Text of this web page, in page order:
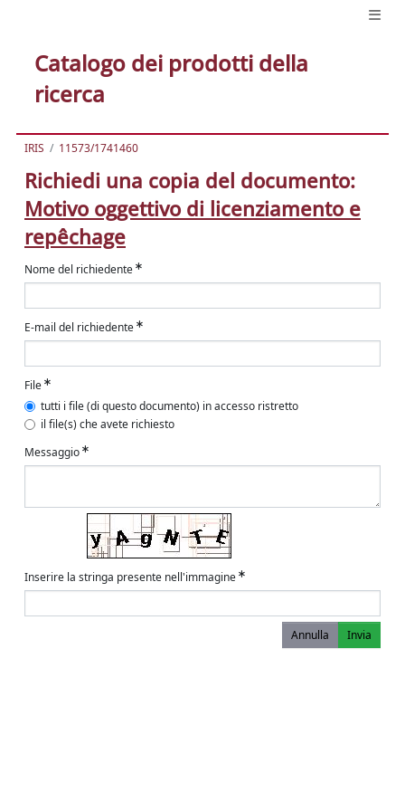
Catalogo dei prodotti della
ricerca
IRIS 11573/1741460
Richiedi una copia del documento:
Motivo oggettivo di licenziamento e
repêchage
Nome del richiedente
E-mail del richiedente
File
tutti i file (di questo documento) in accesso ristretto
il file(s) che avete richiesto
Messaggio
Inserire la stringa presente nell'immagine
Annulla Invia